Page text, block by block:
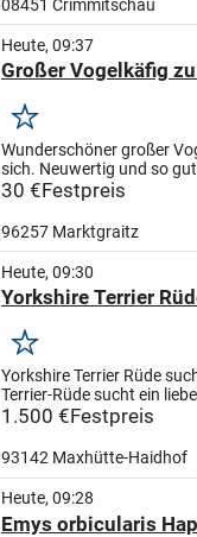
08451 Crimmitschau
Heute, 09:37
Großer Vogelkäfig
Merken
Wunderschöner großer
sich. Neuwertig und so
30 €Festpreis
96257 Marktgraitz
Heute, 09:30
Yorkshire Terrier
Merken
Yorkshire Terrier Rüde
Terrier-Rüde sucht ein
Zuhause. Alter: 11
1.500 €Festpreis
93142 Maxhütte-Haidhof
Heute, 09:28
Emys orbicularis